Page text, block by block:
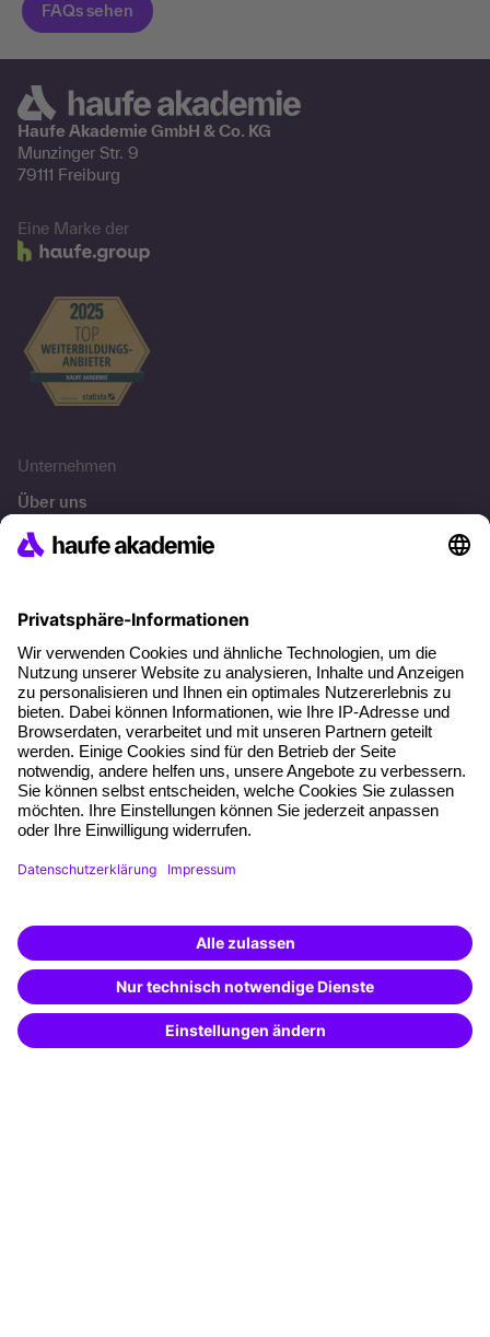
Haufe Akademie GmbH & Co. KG
Munzinger Str. 9
79111 Freiburg
Eine Marke der
Unternehmen
Über uns
Pressebereich
Fakten
Über unser Angebot
Planungssicherheit
Freie Seminarplätze
Qualitätsstandards
Planung und Locations
Weiterbildungs-App
Unternehmenslösungen
Besondere Angebote
Weiterbildung finden -
mit KI-Power!
Beschreibe was du suchst und erhalte
passende Weiterbildungen vomKI-Berater
– schnell und treffsicher.